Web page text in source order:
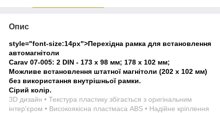
Опис
style="font-size:14px">Перехідна рамка для встановлення
автомагнітоли
Carav 07-005: 2 DIN - 173 x 98 мм; 178 x 102 мм;
Можливе встановлення штатної магнітоли (202 x 102 мм)
без використання внутрішньої рамки.
Сірий колір.
3D дизайн • Текстура пластику збігається з оригінальним
інтер'єром • Високоякісна пластмаса ABS • Надійне кріплення